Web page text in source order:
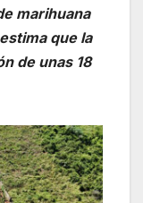
marihuana
que la
de unas 18